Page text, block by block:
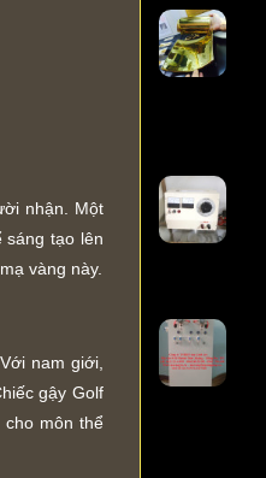
nhận. Một
sáng tạo lên
vàng này.
nam giới,
gậy Golf
môn thể